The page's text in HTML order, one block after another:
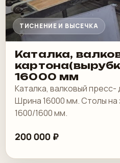
ТИСНЕНИЕ И ВЫСЕЧКА
Каталка,
16000 мм
Каталка, валковый
Шрина 16000 мм. Столы на
1600/1600 мм.
200 000 ₽